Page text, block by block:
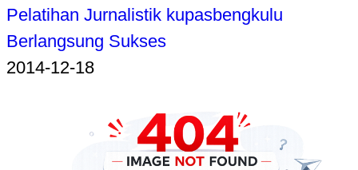
Pelatihan Jurnalistik kupasbengkulu
Berlangsung Sukses
2014-12-18